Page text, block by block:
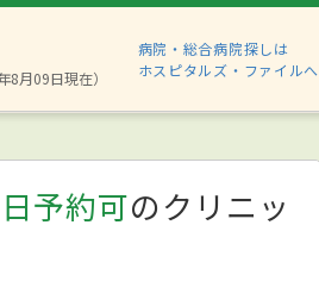
月09日現在）
病院・総合病院探しは
ホスピタルズ・ファイルへ
予約可のクリニッ